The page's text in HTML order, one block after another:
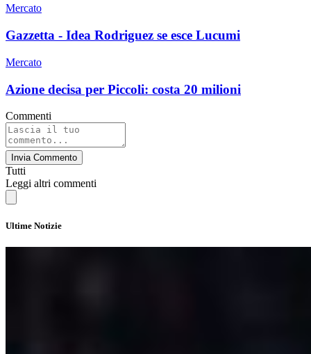
Mercato
Gazzetta - Idea Rodriguez se esce Lucumi
Mercato
Azione decisa per Piccoli: costa 20 milioni
Commenti
Invia Commento
Tutti
Leggi altri commenti
Ultime Notizie